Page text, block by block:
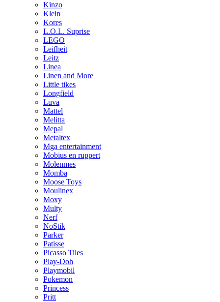
Kinzo
Klein
Kores
L.O.L. Suprise
LEGO
Leifheit
Leitz
Linea
Linen and More
Little tikes
Longfield
Luva
Mattel
Melitta
Mepal
Metaltex
Mga entertainment
Mobius en ruppert
Molenmes
Momba
Moose Toys
Moulinex
Moxy
Multy
Nerf
NoStik
Parker
Patisse
Picasso Tiles
Play-Doh
Playmobil
Pokemon
Princess
Pritt